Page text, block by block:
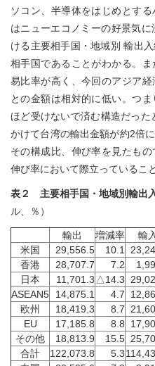
ソコン、半導体をはじめとす
はニューエコノミーの好景気に
ける主要相手国・地域別 輸出
相手国であることがわかる。
易比率が高く、今回のアジア
との金額は相対的に低い。つ
ほど受けないで済む構造だった
かけて台湾の輸出金額が約2倍
その構成比、伸び率を見たもの
伸び率において際立っているこ
表２ 主要相手国・地域別輸出
ル、％）
輸出 増減率 輸
米国
29,556.5 10.1
香港
28,707.7 7.2
日本
11,701.3△14.3
ASEAN5
14,875.1 4.7
欧州
18,419.3 8.7
EU
17,185.8 8.8
その他
18,813.9 15.5
合計
122,073.8 5.3